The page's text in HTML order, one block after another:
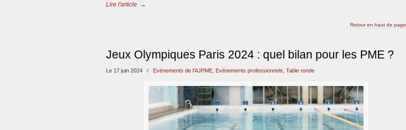
Lire l'article →
Retour en haut de page
Jeux Olympiques Paris 2024 : quel bilan pour les PME ?
Le 17 juin 2024 / Evénements de l'AJPME Evénements professionnels Table ronde